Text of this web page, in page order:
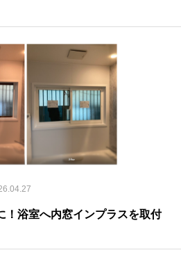
！浴室へ内窓インプラスを取付